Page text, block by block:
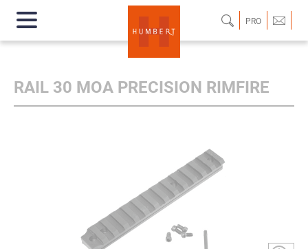
PRO
RAIL 30 MOA PRECISION RIMFIRE